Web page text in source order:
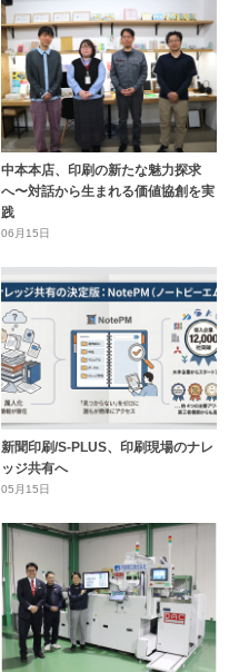
中本本店、印刷の新たな魅力探求
へ〜対話から生まれる価値協創を実
践
06月15日
新聞印刷/S-PLUS、印刷現場のナレ
ッジ共有へ
05月15日